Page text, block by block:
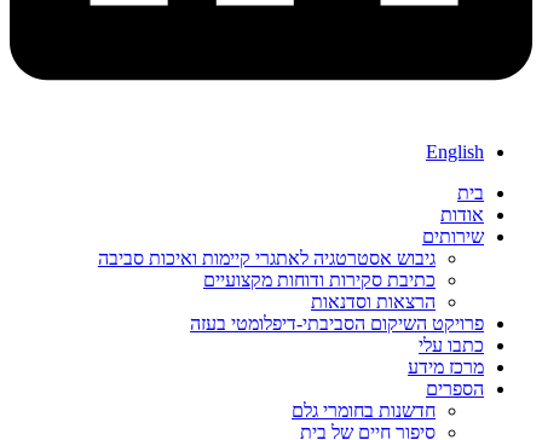
English
בית
אודות
שירותים
גיבוש אסטרטגיה לאתגרי קיימות ואיכות סביבה
כתיבת סקירות ודוחות מקצועיים
הרצאות וסדנאות
פרויקט השיקום הסביבתי‑דיפלומטי בעזה
כתבו עלי
מרכז מידע
הספרים
חדשנות בחומרי גלם
סיפור חיים של בית